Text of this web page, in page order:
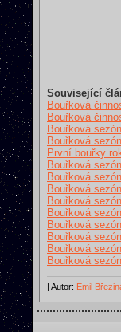
Související
Bouřková
Bouřková
Bouřková
Bouřková
První bouřky
Bouřková
Bouřková
Bouřková
Bouřková
Bouřková
Bouřková
Bouřková
Bouřková
Bouřková
| Autor: Emil